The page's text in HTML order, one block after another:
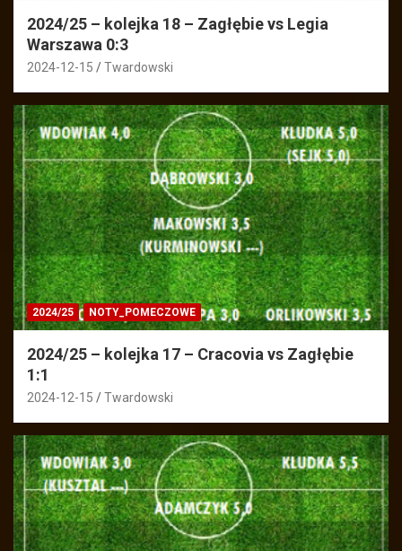
2024/25 – kolejka 18 – Zagłębie vs Legia
Warszawa 0:3
2024-12-15 Twardowski
2024/25 NOTY_POMECZOWE
2024/25 – kolejka 17 – Cracovia vs Zagłębie
1:1
2024-12-15 Twardowski